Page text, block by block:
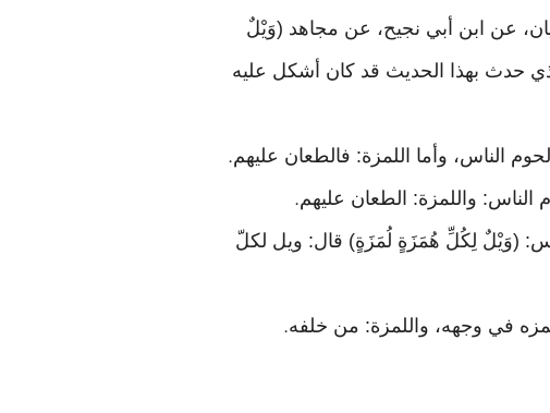
عن ابن أبي نجيح، عن مجاهد (وَيْلٌ
حدث بهذا الحديث قد كان أشكل عليه
الناس، وأما اللمزة: فالطعان عليهم.
الناس: واللمزة: الطعان عليهم.
(وَيْلٌ لِكُلِّ هُمَزَةٍ لُمَزَةٍ) قال: ويل لكلّ
في وجهه، واللمزة: من خلفه.